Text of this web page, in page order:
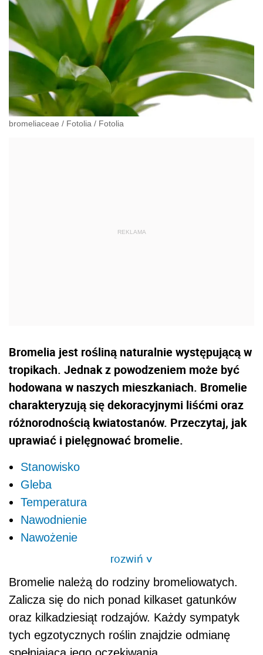
bromeliaceae / Fotolia / Fotolia
Bromelia jest rośliną naturalnie występującą w
tropikach. Jednak z powodzeniem może być
hodowana w naszych mieszkaniach. Bromelie
charakteryzują się dekoracyjnymi liśćmi oraz
różnorodnością kwiatostanów. Przeczytaj, jak
uprawiać i pielęgnować bromelie.
Stanowisko
Gleba
Temperatura
Nawodnienie
Nawożenie
rozwiń>
Bromelie należą do rodziny bromeliowatych.
Zalicza się do nich ponad kilkaset gatunków
oraz kilkadziesiąt rodzajów. Każdy sympatyk
tych egzotycznych roślin znajdzie odmianę
spełniającą jego oczekiwania.